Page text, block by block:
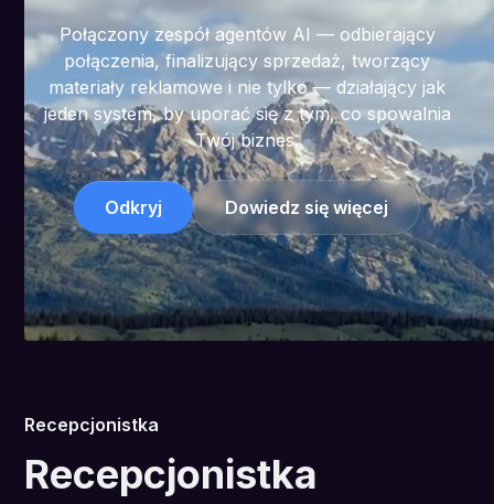
Połączony zespół agentów AI — odbierający
połączenia, finalizujący sprzedaż, tworzący
materiały reklamowe i nie tylko — działający jak
jeden system, by uporać się z tym, co spowalnia
Twój biznes.
Odkryj Dowiedz się więcej
Recepcjonistka
Recepcjonistka